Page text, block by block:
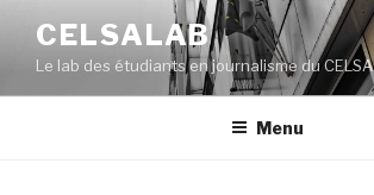
contenu
principal
CELSALAB
Le lab des étudiants en journalisme du CELSA
Menu